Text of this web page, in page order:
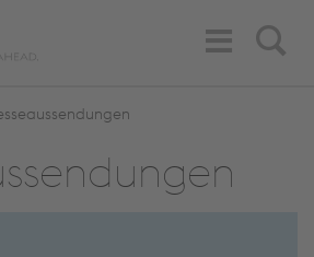
Search
Toggle
Navigation